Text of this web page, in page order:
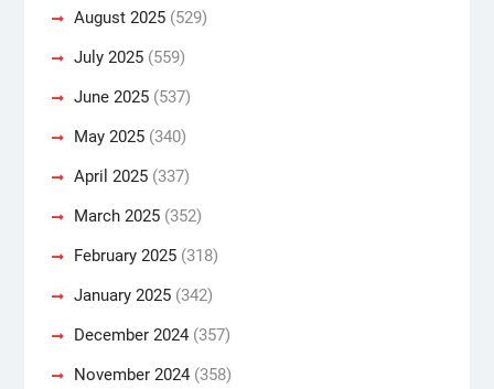
August 2025(529)
July 2025(559)
June 2025(537)
May 2025(340)
April 2025(337)
March 2025(352)
February 2025(318)
January 2025(342)
December 2024(357)
November 2024(358)